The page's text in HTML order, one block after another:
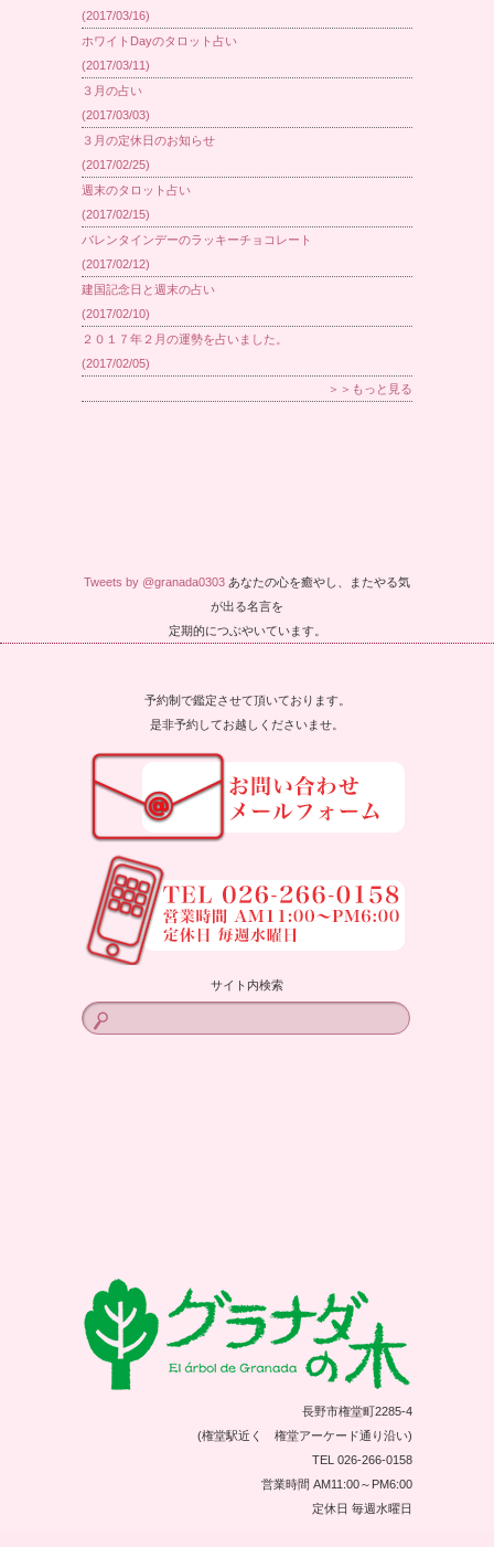
(2017/03/16)
ホワイトDayのタロット占い
(2017/03/11)
３月の占い
(2017/03/03)
３月の定休日のお知らせ
(2017/02/25)
週末のタロット占い
(2017/02/15)
バレンタインデーのラッキーチョコレート
(2017/02/12)
建国記念日と週末の占い
(2017/02/10)
２０１７年２月の運勢を占いました。
(2017/02/05)
＞＞もっと見る
Tweets by @granada0303 あなたの心を癒やし、またやる気
が出る名言を
定期的につぶやいています。
予約制で鑑定させて頂いております。
是非予約してお越しくださいませ。
サイト内検索
長野市権堂町2285-4
(権堂駅近く 権堂アーケード通り沿い)
TEL 026-266-0158
営業時間 AM11:00～PM6:00
定休日 毎週水曜日